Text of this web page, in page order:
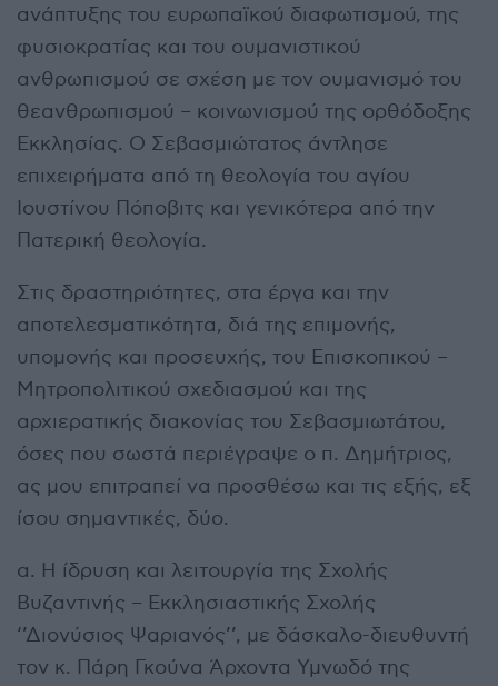
ανάπτυξης του ευρωπαϊκού διαφωτισμού, της
φυσιοκρατίας και του ουμανιστικού
ανθρωπισμού σε σχέση με τον ουμανισμό του
θεανθρωπισμού – κοινωνισμού της ορθόδοξης
Εκκλησίας. Ο Σεβασμιώτατος άντλησε
επιχειρήματα από τη θεολογία του αγίου
Ιουστίνου Πόποβιτς και γενικότερα από την
Πατερική θεολογία.
Στις δραστηριότητες, στα έργα και την
αποτελεσματικότητα, διά της επιμονής,
υπομονής και προσευχής, του Επισκοπικού –
Μητροπολιτικού σχεδιασμού και της
αρχιερατικής διακονίας του Σεβασμιωτάτου,
όσες που σωστά περιέγραψε ο π. Δημήτριος,
ας μου επιτραπεί να προσθέσω και τις εξής, εξ
ίσου σημαντικές, δύο.
α. Η ίδρυση και λειτουργία της Σχολής
Βυζαντινής – Εκκλησιαστικής Σχολής
‘’Διονύσιος Ψαριανός’’, με δάσκαλο-διευθυντή
τον κ. Πάρη Γκούνα Άρχοντα Υμνωδό της